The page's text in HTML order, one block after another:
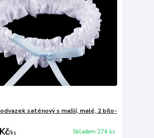
saténový s mašlí, malé, 2 bílo-
/ks Skladem 274 ks